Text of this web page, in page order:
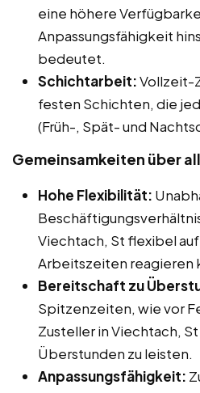
eine höhere
Anpassungsfähigkeit
bedeutet.
Schichtarbeit:Vollzeit-
festen Schichten, die
(Früh-, Spät- und
Gemeinsamkeiten über
Hohe Flexibilität:
Viechtach, St flexibel
Arbeitszeiten reagieren
Bereitschaft zu
Spitzenzeiten, wie vor
Zusteller in Viechtach,
Überstunden zu leisten.
Anpassungsfähigkeit: